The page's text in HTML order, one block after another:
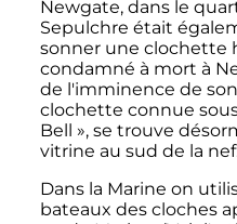
Newgate, dans le
Sepulchre était
sonner une clochette
condamné à mort à
de l'imminence de
clochette connue
Bell », se trouve
vitrine au sud de la
Dans la Marine on
bateaux des cloches